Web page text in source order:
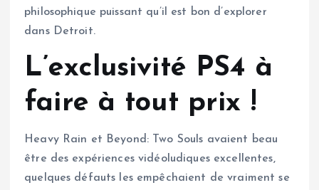
philosophique puissant qu’il est bon d’explorer
dans Detroit.
L’exclusivité PS4 à
faire à tout prix !
Heavy Rain et Beyond: Two Souls avaient beau
être des expériences vidéoludiques excellentes,
quelques défauts les empêchaient de vraiment se